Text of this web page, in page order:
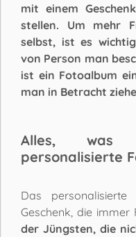
mit einem
stellen. Um mehr
selbst, ist es
von Person man
ist ein Fotoalbum
man in Betracht
Alles,
personalisierte
Das
Geschenk, die immer
der Jüngsten, die